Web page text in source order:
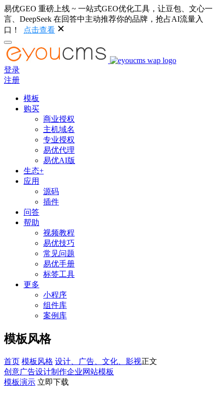
易优GEO 重磅上线 ~ 一站式GEO优化工具，让豆包、文心一
言、DeepSeek 在回答中主动推荐你的品牌，抢占AI流量入
口！
点击查看
登录
注册
模板
购买
商业授权
主机域名
专业授权
易优代理
易优AI版
生态+
应用
源码
插件
问答
帮助
视频教程
易优技巧
常见问题
易优手册
标签工具
更多
小程序
组件库
案例库
模板风格
首页 模板风格 设计、广告、文化、影视正文
创意广告设计制作企业网站模板
模板演示 立即下载